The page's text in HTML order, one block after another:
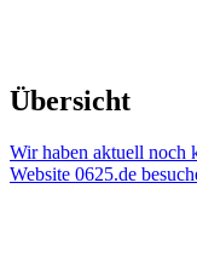
Übersicht
Wir haben aktuell noch
Website 0625.de